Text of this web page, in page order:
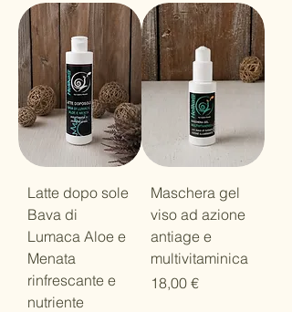
Latte dopo sole
Bava di
Lumaca Aloe e
Menata
rinfrescante e
nutriente
Maschera gel
viso ad azione
antiage e
multivitaminica
Prezzo
18,00 €